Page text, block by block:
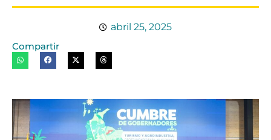
abril 25, 2025
Compartir